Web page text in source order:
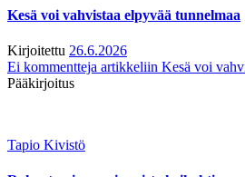
Kesä voi vahvistaa elpyvää tunnelmaa
Kirjoitettu 26.6.2026
Ei kommentteja artikkeliin Kesä voi
Pääkirjoitus
Tapio Kivistö